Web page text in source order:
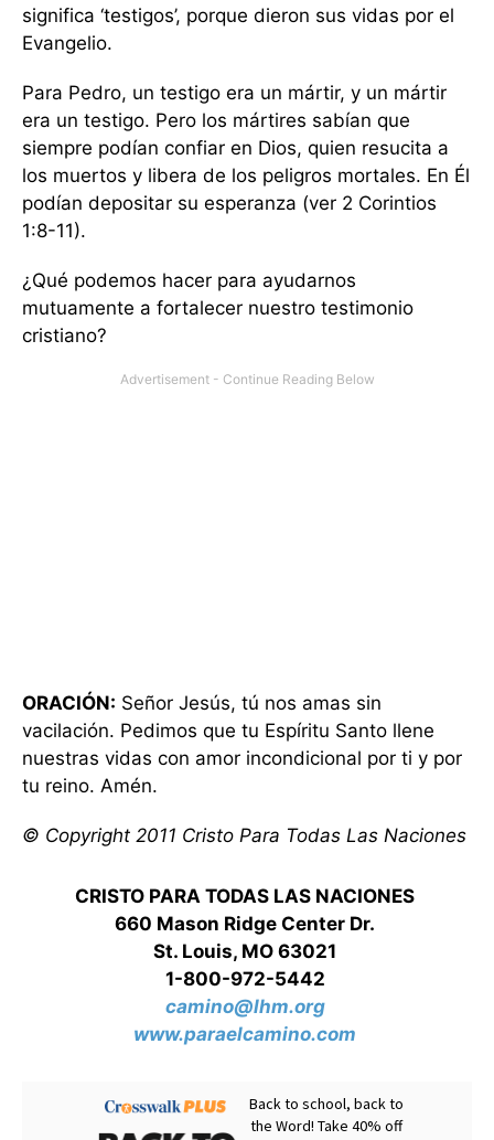
significa ‘testigos’, porque dieron sus vidas por el
Evangelio.
Para Pedro, un testigo era un mártir, y un mártir
era un testigo. Pero los mártires sabían que
siempre podían confiar en Dios, quien resucita a
los muertos y libera de los peligros mortales. En Él
podían depositar su esperanza (ver 2 Corintios
1:8-11).
¿Qué podemos hacer para ayudarnos
mutuamente a fortalecer nuestro testimonio
cristiano?
ORACIÓN: Señor Jesús, tú nos amas sin
vacilación. Pedimos que tu Espíritu Santo llene
nuestras vidas con amor incondicional por ti y por
tu reino. Amén.
© Copyright 2011 Cristo Para Todas Las Naciones
CRISTO PARA TODAS LAS NACIONES
660 Mason Ridge Center Dr.
St. Louis, MO 63021
1-800-972-5442
camino@lhm.org
www.paraelcamino.com